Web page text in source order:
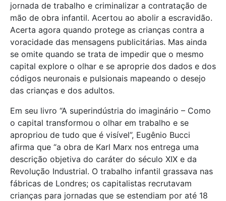
jornada de trabalho e criminalizar a contratação de
mão de obra infantil. Acertou ao abolir a escravidão.
Acerta agora quando protege as crianças contra a
voracidade das mensagens publicitárias. Mas ainda
se omite quando se trata de impedir que o mesmo
capital explore o olhar e se aproprie dos dados e dos
códigos neuronais e pulsionais mapeando o desejo
das crianças e dos adultos.
Em seu livro “A superindústria do imaginário – Como
o capital transformou o olhar em trabalho e se
apropriou de tudo que é visível”, Eugênio Bucci
afirma que “a obra de Karl Marx nos entrega uma
descrição objetiva do caráter do século XIX e da
Revolução Industrial. O trabalho infantil grassava nas
fábricas de Londres; os capitalistas recrutavam
crianças para jornadas que se estendiam por até 18